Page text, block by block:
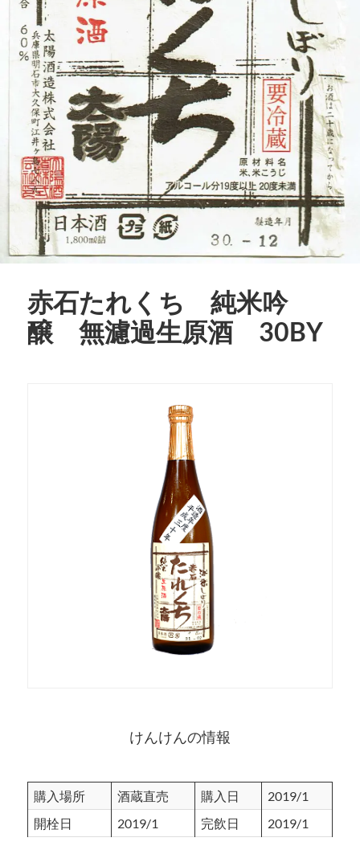
赤石たれくち 純米吟
醸 無濾過生原酒 30BY
けんけんの情報
購入場所 酒蔵直売 購入日
2019/1
開栓日
2019/1 完飲日 2019/1